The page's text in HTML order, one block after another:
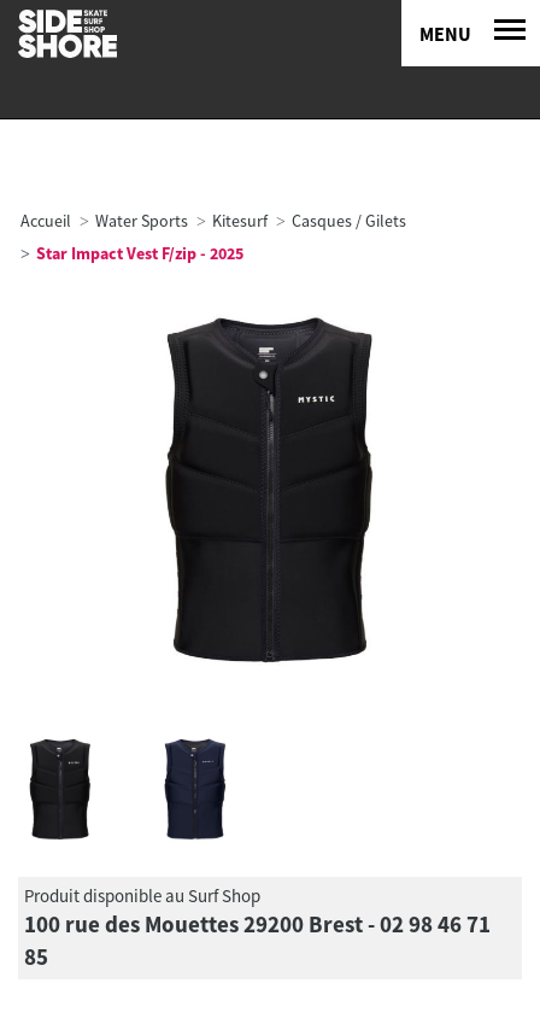
MENU
Accueil Water Sports Kitesurf
Casques / Gilets
Star Impact Vest F/zip - 2025
Produit disponible au Surf Shop
100 rue des Mouettes 29200 Brest - 02 98 46 71
85